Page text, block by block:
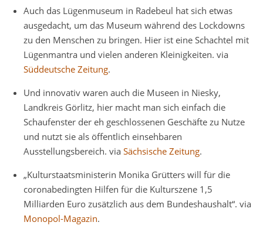
Auch das Lügenmuseum in Radebeul hat sich etwas
ausgedacht, um das Museum während des Lockdowns
zu den Menschen zu bringen. Hier ist eine Schachtel mit
Lügenmantra und vielen anderen Kleinigkeiten. via
Süddeutsche Zeitung.
Und innovativ waren auch die Museen in Niesky,
Landkreis Görlitz, hier macht man sich einfach die
Schaufenster der eh geschlossenen Geschäfte zu Nutze
und nutzt sie als öffentlich einsehbaren
Ausstellungsbereich. via Sächsische Zeitung.
„Kulturstaatsministerin Monika Grütters will für die
coronabedingten Hilfen für die Kulturszene 1,5
Milliarden Euro zusätzlich aus dem Bundeshaushalt“. via
Monopol-Magazin.